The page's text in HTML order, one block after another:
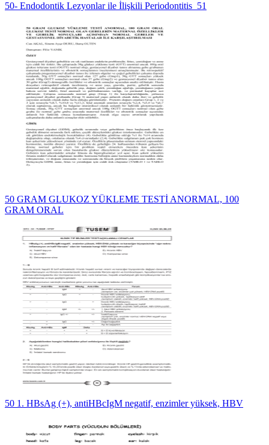
50- Endodontik Lezyonlar ile İlişkili Periodontitis_51
50 GRAM GLUKOZ YÜKLEME TESTİ ANORMAL, 100
GRAM ORAL
50 1. HBsAg (+), antiHBcIgM negatif, enzimler yüksek, HBV